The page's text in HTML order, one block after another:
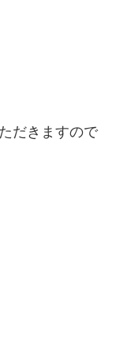
だきますので